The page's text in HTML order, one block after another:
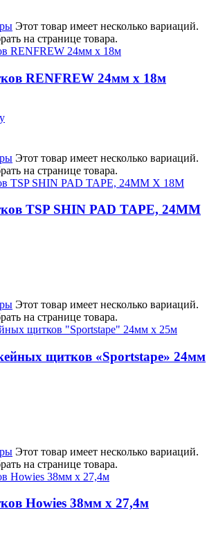
Этот товар имеет несколько вариаций.
на странице товара.
RENFREW 24мм х 18м
Этот товар имеет несколько вариаций.
на странице товара.
TSP SHIN PAD TAPE, 24ММ
Этот товар имеет несколько вариаций.
на странице товара.
щитков «Sportstape» 24мм
Этот товар имеет несколько вариаций.
на странице товара.
Howies 38мм х 27,4м